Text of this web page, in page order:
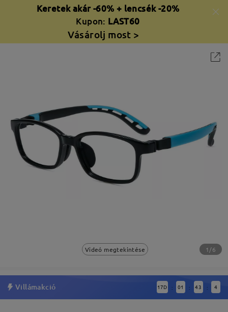
Keretek akár -60% + lencsék -20%
Kupon: LAST60
Vásárolj most >
Videó megtekintése 1/6
Villámakció 17D : 01 : 43 : 4